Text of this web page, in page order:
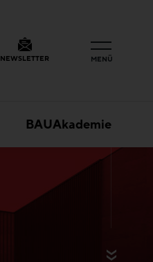
MENÜ
NEWSLETTER
BAUAkademie